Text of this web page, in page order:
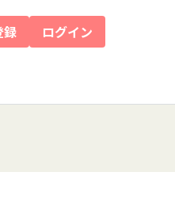
録 ログイン